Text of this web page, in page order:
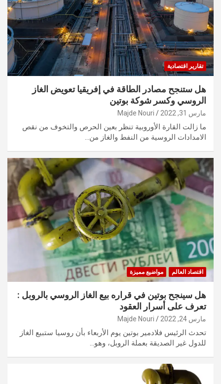
تقارير اقتصادية
هل ستنجح مصادر الطاقة في إفريقيا تعويض الغاز
الروسي وكسر شوكة بوتين
مارس 31, 2022 Majde Nouri
ما زالت القارة الأوروبية تنظر بعين الحرص والتخوف من نقص
الامدادات الروسية من النفط والغاز من…
اقتصاد العالم مواضيع مميزة
هل سينجح بوتين في قراره بيع الغاز الروسي بالروبل :
تعرف على أسرار العقود
مارس 24, 2022 Majde Nouri
تحدث الرئيس فلادمير بوتين يوم الأربعاء بأن روسيا ستبيع الغاز
للدول غير الصديقة بعملة الروبل، وهو…